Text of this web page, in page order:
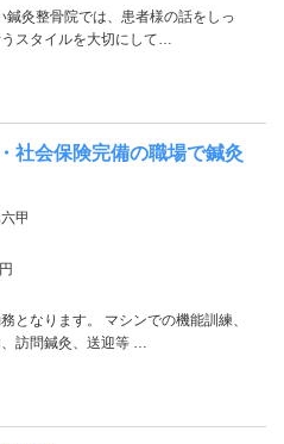
鍼灸整骨院では、患者様の話をしっ
スタイルを大切にして…
社会保険完備の職場で鍼灸
甲
となります。 マシンでの機能訓練、
訪問鍼灸、送迎等 …